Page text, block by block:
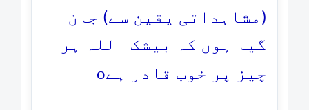
(مشاہداتی یقین سے) جان
گیا ہوں کہ بیشک اللہ ہر
چیز پر خوب قادر ہےo